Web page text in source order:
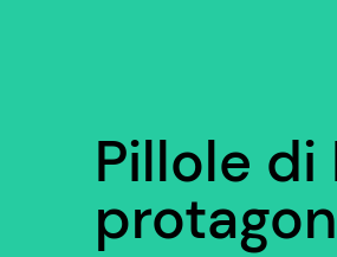
Pillole